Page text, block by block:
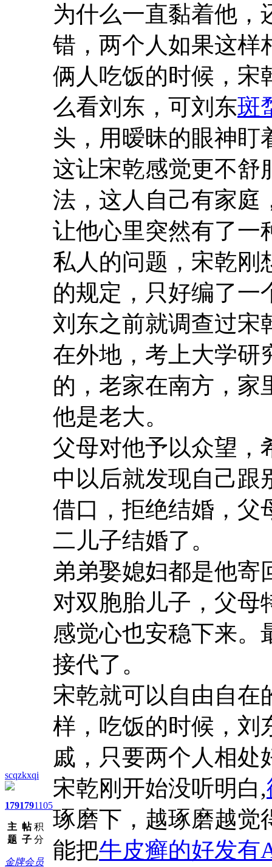
scqzkxqi
179
主
题
179
帖
子
1105
积
分
金牌会员
为什么一直黏着他，
错，两个人如果这样
俩人吃饭的时候，宋
么看刘东，可刘东斑
头，用暧昧的眼神盯
这让宋乾感觉更不舒
法，这人自己有家庭
让他心里突然有了一
私人的问题，宋乾刚
的规定，只好编了一
刘东之前就调查过宋
在外地，考上大学研
的，老家在南方，家
他是老大。
父母对他予以众望，
中以后就发现自己跟
借口，拒绝结婚，父
二儿子结婚了。
弟弟娶媳妇都是他寄
对双胞胎儿子，父母
感觉心也安稳下来。
接代了。
宋乾就可以自由自在
样，吃饭的时候，刘
戚，只要两个人相处
宋乾刚开始没听明白,
琢磨下，越琢磨越觉
能把牛皮癣的好发有